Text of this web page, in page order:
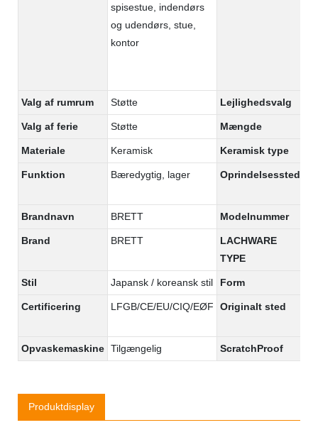
spisestue, indendørs
og udendørs, stue,
kontor
Valg af rumrum Støtte Lejlighedsvalg
Valg af ferie Støtte Mængde
Materiale Keramisk Keramisk type
Funktion Bæredygtig, lager Oprindelsessted
Brandnavn BRETT Modelnummer
Brand BRETT
LACHWARE
TYPE
Stil Japansk / koreansk stil Form
Certificering LFGB/CE/EU/CIQ/EØF Originalt sted
Opvaskemaskine Tilgængelig ScratchProof
Produktdisplay